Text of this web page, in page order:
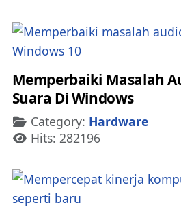
Memperbaiki Masalah
Suara Di Windows
Details
Category: Hardware
Hits: 282196